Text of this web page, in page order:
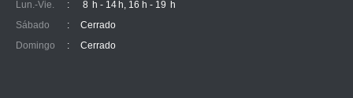
Lun.-Vie. :
8 h - 14 h, 16 h - 19 h
Sábado
:
Cerrado
Domingo
: Cerrado